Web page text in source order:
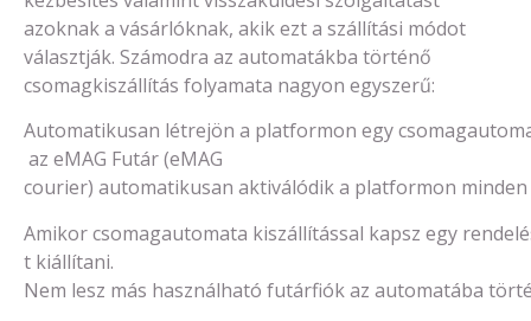
azoknak a vásárlóknak, akik ezt a szállítási módot
választják. Számodra az automatákba történő
csomagkiszállítás folyamata nagyon egyszerű:
Automatikusan létrejön a platformon egy
az eMAG Futár (eMAG
courier) automatikusan aktiválódik a platformon
Amikor csomagautomata kiszállítással kapsz egy
t kiállítani.
Nem lesz más használható futárfiók az automatába